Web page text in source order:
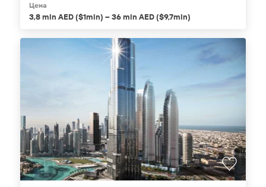
Цена
3,8 mln AED ($1mln) – 36 mln AED ($9,7mln)